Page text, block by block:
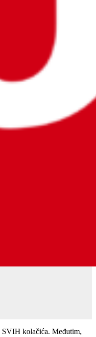
SVIH kolačića. Međutim,